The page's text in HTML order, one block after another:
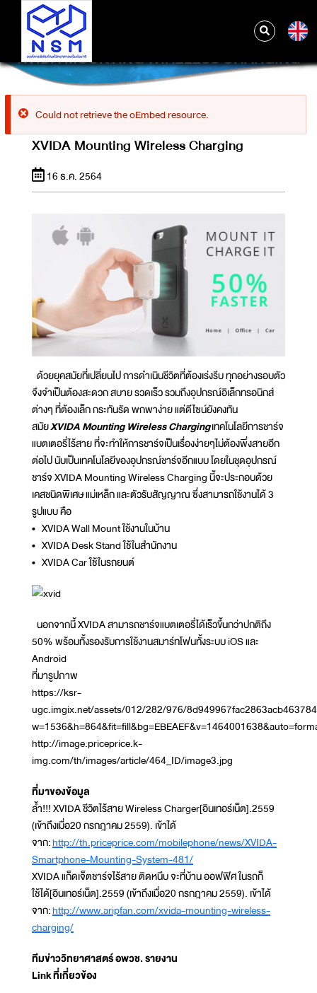
XVIDA MOUNTING WIRELESS CHARGING
ข้อความ
ผิด
พลาด
Could not retrieve the oEmbed resource.
XVIDA Mounting Wireless Charging
16 ธ.ค. 2564
ด้วยยุคสมัยที่เปลี่ยนไป การดำเนินชีวิตที่ต้องเร่งรีบ ทุกอย่างรอบตัว
จึงจำเป็นต้องสะดวก สบาย รวดเร็ว รวมถึงอุปกรณ์อิเล็กทรอนิกส์
ต่างๆ ที่ต้องเล็ก กระทันรัด พกพาง่าย แต่ดีไซน์ยังคงทัน
สมัยXVIDA Mounting Wireless Chargingเทคโนโลยีการชาร์จ
แบตเตอรี่ไร้สาย ที่จะทำให้การชาร์จเป็นเรื่องง่ายๆไม่ต้องพึ่งสายอีก
ต่อไป นับเป็นเทคโนโลยีของอุปกรณ์ชาร์จอีกแบบ โดยในชุดอุปกรณ์
ชาร์จ XVIDA Mounting Wireless Charging นี้จะประกอบด้วย
เคสชนิดพิเศษ แม่เหล็ก และตัวรับสัญญาณ ซึ่งสามารถใช้งานได้ 3
รูปแบบ คือ
• XVIDA Wall Mount ใช้งานในบ้าน
• XVIDA Desk Stand ใช้ในสำนักงาน
• XVIDA Car ใช้ในรถยนต์
นอกจากนี้ XVIDA สามารถชาร์จแบตเตอรี่ได้เร็วขึ้นกว่าปกติถึง
50% พร้อมทั้งรองรับการใช้งานสมาร์ทโฟนทั้งระบบ iOS และ
Android
ที่มารูปภาพ
https://ksr-
ugc.imgix.net/assets/012/282/976/
http://image.priceprice.k-
img.com/th/images/article/464_ID/image3.jpg
ที่มาของข้อมูล
ล้ำ!!! XVIDA ชีวิตไร้สาย Wireless Charger[อินเทอร์เน็ต].2559
(เข้าถึงเมื่อ20 กรกฎาคม 2559). เข้าได้
จาก:http://th.priceprice.com/mobilephone/news/XVIDA-
Smartphone-Mounting-System-481/
XVIDA แก็ดเจ็ตชาร์จไร้สาย ติดหนึบ จะที่บ้าน ออฟฟิศ ในรถก็
ใช้ได้[อินเทอร์เน็ต].2559 (เข้าถึงเมื่อ20 กรกฎาคม 2559). เข้าได้
จาก:http://www.aripfan.com/xvida-mounting-wireless-
charging/
ทีมข่าววิทยาศาสตร์ อพวช. รายงาน
Link ที่เกี่ยวข้อง